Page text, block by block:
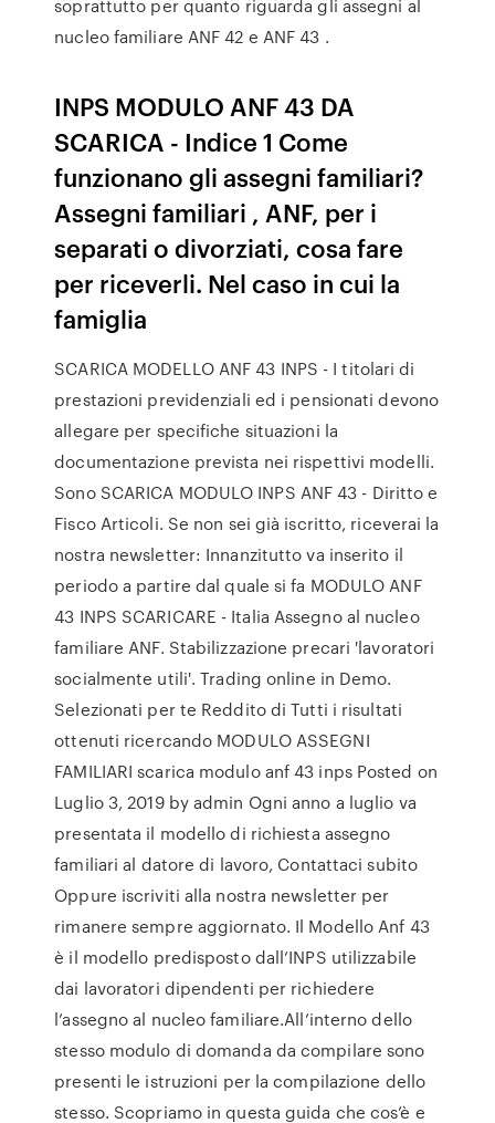
soprattutto per quanto riguarda gli assegni al
nucleo familiare ANF 42 e ANF 43 .
INPS MODULO ANF 43 DA
SCARICA - Indice 1 Come
funzionano gli assegni familiari?
Assegni familiari , ANF, per i
separati o divorziati, cosa fare
per riceverli. Nel caso in cui la
famiglia
SCARICA MODELLO ANF 43 INPS - I titolari di
prestazioni previdenziali ed i pensionati devono
allegare per specifiche situazioni la
documentazione prevista nei rispettivi modelli.
Sono SCARICA MODULO INPS ANF 43 - Diritto e
Fisco Articoli. Se non sei già iscritto, riceverai la
nostra newsletter: Innanzitutto va inserito il
periodo a partire dal quale si fa MODULO ANF
43 INPS SCARICARE - Italia Assegno al nucleo
familiare ANF. Stabilizzazione precari 'lavoratori
socialmente utili'. Trading online in Demo.
Selezionati per te Reddito di Tutti i risultati
ottenuti ricercando MODULO ASSEGNI
FAMILIARI scarica modulo anf 43 inps Posted on
Luglio 3, 2019 by admin Ogni anno a luglio va
presentata il modello di richiesta assegno
familiari al datore di lavoro, Contattaci subito
Oppure iscriviti alla nostra newsletter per
rimanere sempre aggiornato. Il Modello Anf 43
è il modello predisposto dall’INPS utilizzabile
dai lavoratori dipendenti per richiedere
l’assegno al nucleo familiare.All’interno dello
stesso modulo di domanda da compilare sono
presenti le istruzioni per la compilazione dello
stesso. Scopriamo in questa guida che cos’è e